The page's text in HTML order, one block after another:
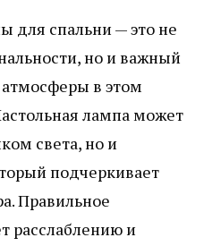
для спальни — это не
но и важный
в этом
лампа может
света, но и
подчеркивает
Правильное
расслаблению и